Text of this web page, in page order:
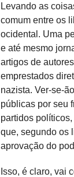
Levando as
comum entre os
ocidental. Uma
e até mesmo
artigos de
emprestados
nazista. Ver-se-
públicas por seu
partidos
que, segundo os
aprovação do
Isso, é claro, vai